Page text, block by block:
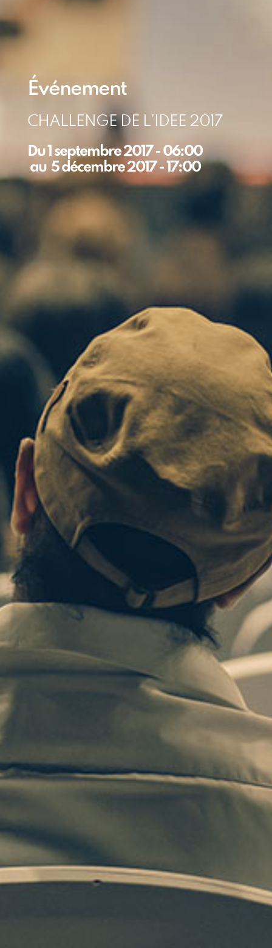
Événement
CHALLENGE DE L’IDEE 2017
Du1 septembre 2017- 06:00
au 5 décembre 2017-17:00